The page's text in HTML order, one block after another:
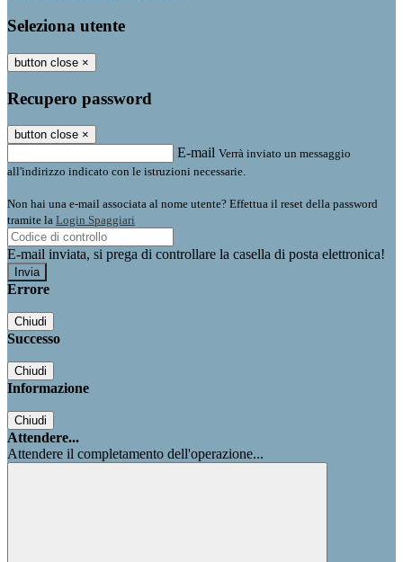
Seleziona utente
button close ×
Recupero password
button close ×
E-mail Verrà inviato un messaggio
all'indirizzo indicato con le istruzioni necessarie.
Non hai una e-mail associata al nome utente? Effettua il reset della password
tramite la Login Spaggiari
E-mail inviata, si prega di controllare la casella di posta elettronica!
Errore
Chiudi
Successo
Chiudi
Informazione
Chiudi
Attendere...
Attendere il completamento dell'operazione...